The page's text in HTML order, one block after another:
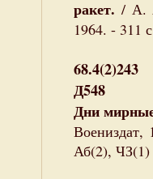
ракет. / А.
1964. - 311
68.4(2)243
Д548
Дни
Аб(2), ЧЗ(1)